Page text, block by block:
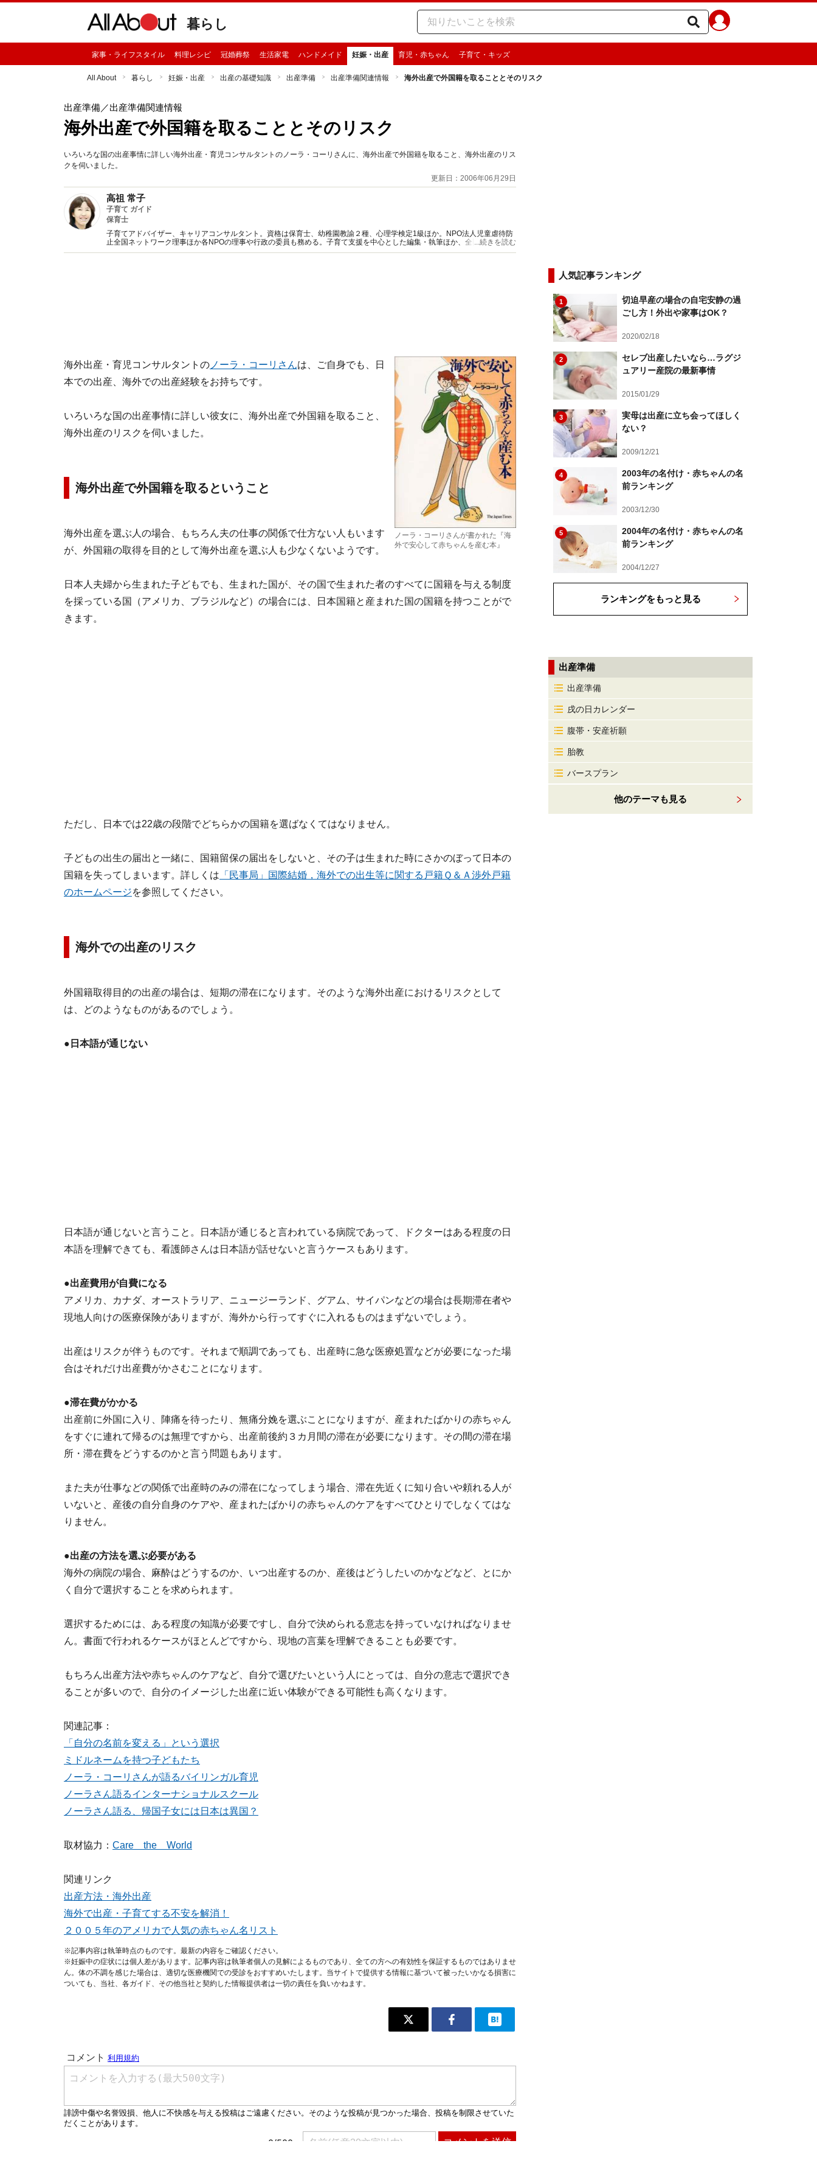
暮らし
家事・ライフスタイル 料理レシピ 冠婚葬祭 生活家電 ハンドメイド 妊娠・出産 育児・赤ちゃん 子育て・キッズ
All About 暮らし 妊娠・出産 出産の基礎知識 出産準備 出産準備関連情報 海外出産で外国籍を取ることとそのリスク
出産準備／出産準備関連情報
海外出産で外国籍を取ることとそのリスク
いろいろな国の出産事情に詳しい海外出産・育児コンサルタントのノーラ・コーリさんに、海外出産で外国籍を取ること、海外出産のリス
クを伺いました。
更新日：2006年06月29日
高祖 常子
子育て ガイド
保育士
子育てアドバイザー、キャリアコンサルタント。資格は保育士、幼稚園教諭２種、心理学検定1級ほか。NPO法人児童虐待防
止全国ネットワーク理事ほか各NPOの理事や行政の委員も務める。子育て支援を中心とした編集・執筆ほか、全国で講演を行
っている。著書は『感情的にならない子育て』（かんき出版）ほか。3児の母。
...続きを読む
ノーラ・コーリさんが書かれた『海
外で安心して赤ちゃんを産む本』
海外出産・育児コンサルタントの ノーラ・コーリさんは、ご自身でも、日
本での出産、海外での出産経験をお持ちです。
いろいろな国の出産事情に詳しい彼女に、海外出産で外国籍を取ること、
海外出産のリスクを伺いました。
海外出産で外国籍を取るということ
海外出産を選ぶ人の場合、もちろん夫の仕事の関係で仕方ない人もいます
が、外国籍の取得を目的として海外出産を選ぶ人も少なくないようです。
日本人夫婦から生まれた子どもでも、生まれた国が、その国で生まれた者のすべてに国籍を与える制度
を採っている国（アメリカ、ブラジルなど）の場合には、日本国籍と産まれた国の国籍を持つことがで
きます。
ただし、日本では22歳の段階でどちらかの国籍を選ばなくてはなりません。
子どもの出生の届出と一緒に、国籍留保の届出をしないと、その子は生まれた時にさかのぼって日本の
国籍を失ってしまいます。詳しくは 「民事局」国際結婚，海外での出生等に関する戸籍Ｑ＆Ａ渉外戸籍
のホームページを参照してください。
海外での出産のリスク
外国籍取得目的の出産の場合は、短期の滞在になります。そのような海外出産におけるリスクとして
は、どのようなものがあるのでしょう。
●日本語が通じない
日本語が通じないと言うこと。日本語が通じると言われている病院であって、ドクターはある程度の日
本語を理解できても、看護師さんは日本語が話せないと言うケースもあります。
●出産費用が自費になる
アメリカ、カナダ、オーストラリア、ニュージーランド、グアム、サイパンなどの場合は長期滞在者や
現地人向けの医療保険がありますが、海外から行ってすぐに入れるものはまずないでしょう。
出産はリスクが伴うものです。それまで順調であっても、出産時に急な医療処置などが必要になった場
合はそれだけ出産費がかさむことになります。
●滞在費がかかる
出産前に外国に入り、陣痛を待ったり、無痛分娩を選ぶことになりますが、産まれたばかりの赤ちゃん
をすぐに連れて帰るのは無理ですから、出産前後約３カ月間の滞在が必要になります。その間の滞在場
所・滞在費をどうするのかと言う問題もあります。
また夫が仕事などの関係で出産時のみの滞在になってしまう場合、滞在先近くに知り合いや頼れる人が
いないと、産後の自分自身のケアや、産まれたばかりの赤ちゃんのケアをすべてひとりでしなくてはな
りません。
●出産の方法を選ぶ必要がある
海外の病院の場合、麻酔はどうするのか、いつ出産するのか、産後はどうしたいのかなどなど、とにか
く自分で選択することを求められます。
選択するためには、ある程度の知識が必要ですし、自分で決められる意志を持っていなければなりませ
ん。書面で行われるケースがほとんどですから、現地の言葉を理解できることも必要です。
もちろん出産方法や赤ちゃんのケアなど、自分で選びたいという人にとっては、自分の意志で選択でき
ることが多いので、自分のイメージした出産に近い体験ができる可能性も高くなります。
関連記事：
「自分の名前を変える」という選択
ミドルネームを持つ子どもたち
ノーラ・コーリさんが語るバイリンガル育児
ノーラさん語るインターナショナルスクール
ノーラさん語る、帰国子女には日本は異国？
取材協力： Care the World
関連リンク
出産方法・海外出産
海外で出産・子育てする不安を解消！
２００５年のアメリカで人気の赤ちゃん名リスト
※記事内容は執筆時点のものです。最新の内容をご確認ください。
※妊娠中の症状には個人差があります。記事内容は執筆者個人の見解によるものであり、全ての方への有効性を保証するものではありませ
ん。体の不調を感じた場合は、適切な医療機関での受診をおすすめいたします。当サイトで提供する情報に基づいて被ったいかなる損害に
ついても、当社、各ガイド、その他当社と契約した情報提供者は一切の責任を負いかねます。
人気記事ランキング
1
切迫早産の場合の自宅安静の過
ごし方！外出や家事はOK？
2020/02/18
2
セレブ出産したいなら…ラグジ
ュアリー産院の最新事情
2015/01/29
3
実母は出産に立ち会ってほしく
ない？
2009/12/21
4
2003年の名付け・赤ちゃんの名
前ランキング
2003/12/30
5
2004年の名付け・赤ちゃんの名
前ランキング
2004/12/27
ランキングをもっと見る
出産準備
出産準備
戌の日カレンダー
腹帯・安産祈願
胎教
バースプラン
他のテーマも見る